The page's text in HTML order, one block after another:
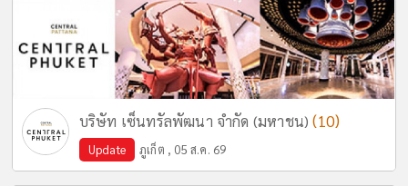
บริษัท เซ็นทรัลพัฒนา จำกัด (มหาชน)(10)
Update ภูเก็ต , 05 ส.ค. 69